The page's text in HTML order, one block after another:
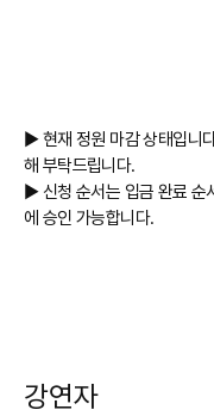
► 현재 정원 마감 상태입니
해 부탁드립니다.
► 신청 순서는 입금 완료 순
에 승인 가능합니다.
강연자